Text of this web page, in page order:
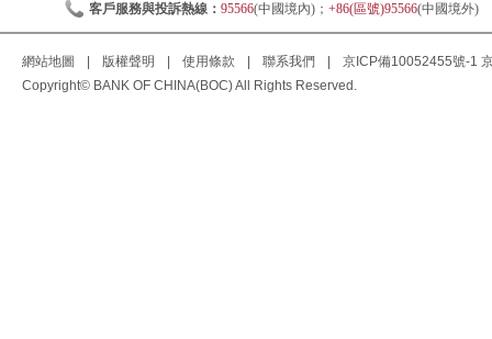
客戶服務與投訴熱線： 95566(中國境內)； +86(區號)95566(中國境外)
網站地圖 版權聲明 使用條款 聯系我們 京ICP備10052455號-1
Copyright© BANK OF CHINA(BOC) All Rights Reserved.